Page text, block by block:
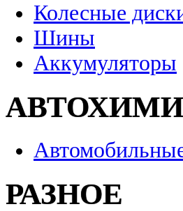
Колесные
Шины
Аккумуляторы
РАЗНОЕ